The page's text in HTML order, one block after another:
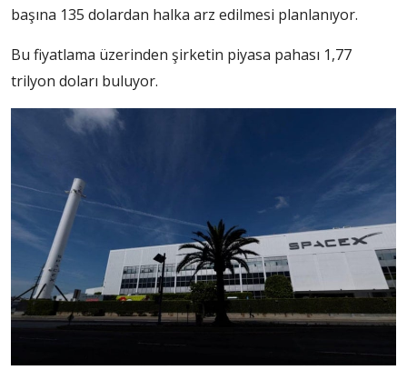
başına 135 dolardan halka arz edilmesi planlanıyor.
Bu fiyatlama üzerinden şirketin piyasa pahası 1,77
trilyon doları buluyor.